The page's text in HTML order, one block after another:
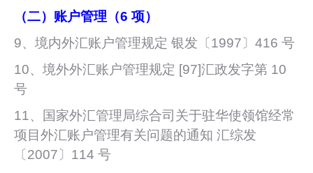
（二）账户管理（6 项）
9、境内外汇账户管理规定 银发〔1997〕416 号
10、境外外汇账户管理规定 [97]汇政发字第 10
号
11、国家外汇管理局综合司关于驻华使领馆经常
项目外汇账户管理有关问题的通知 汇综发
〔2007〕114 号